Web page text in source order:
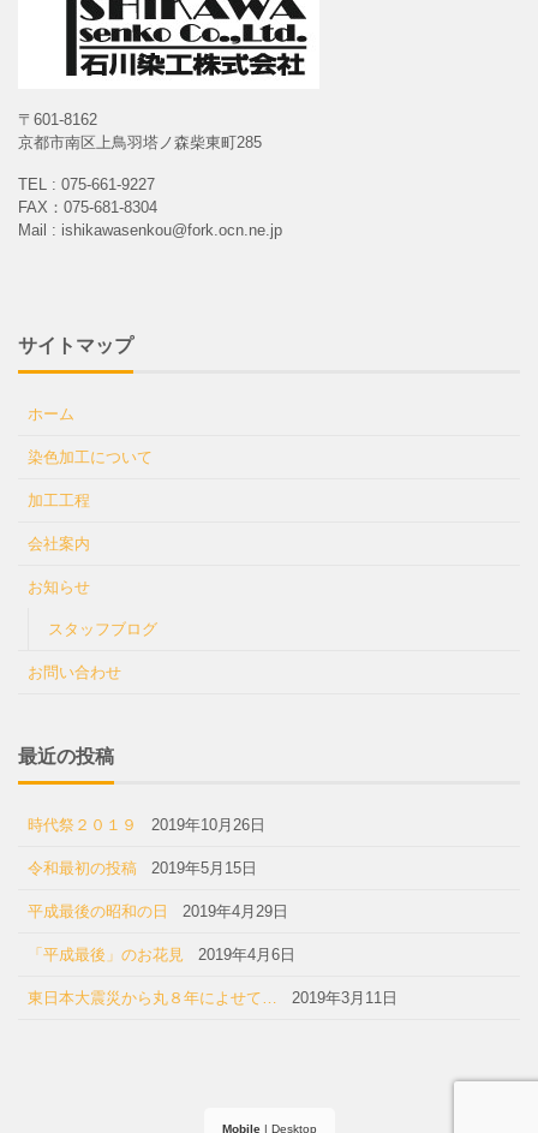
〒601-8162
京都市南区上鳥羽塔ノ森柴東町285
TEL : 075-661-9227
FAX：075-681-8304
Mail : ishikawasenkou@fork.ocn.ne.jp
サイトマップ
ホーム
染色加工について
加工工程
会社案内
お知らせ
スタッフブログ
お問い合わせ
最近の投稿
時代祭２０１９ 2019年10月26日
令和最初の投稿 2019年5月15日
平成最後の昭和の日 2019年4月29日
「平成最後」のお花見 2019年4月6日
東日本大震災から丸８年によせて… 2019年3月11日
Mobile| Desktop